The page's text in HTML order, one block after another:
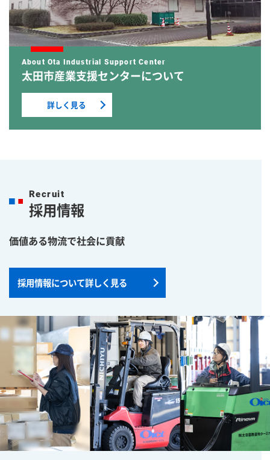
太田市産業支援センターについて
詳しく見る
採用情報
価値ある物流で社会に貢献
採用情報について詳しく見る